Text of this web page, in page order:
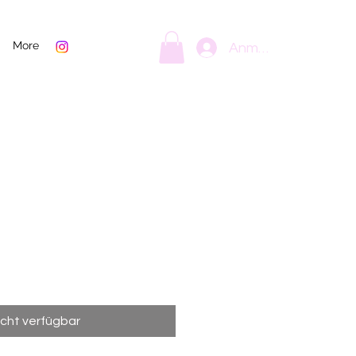
More Anmelden
verfügbar